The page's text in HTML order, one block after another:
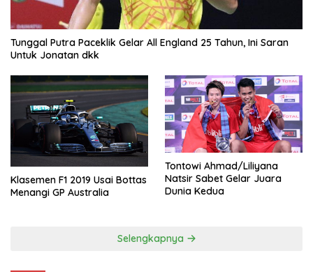
Tunggal Putra Paceklik Gelar All England 25 Tahun, Ini Saran
Untuk Jonatan dkk
Klasemen F1 2019 Usai Bottas
Menangi GP Australia
Tontowi Ahmad/Liliyana
Natsir Sabet Gelar Juara
Dunia Kedua
Selengkapnya